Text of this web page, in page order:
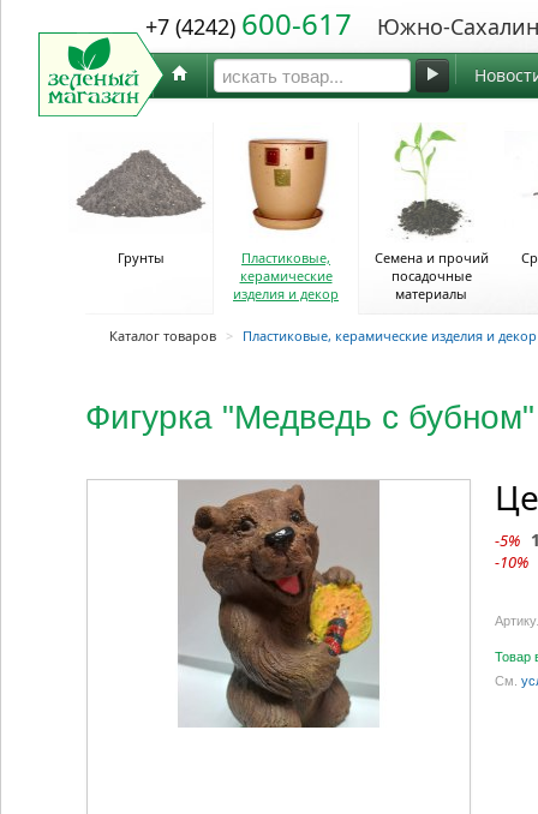
+7 (4242) 600-617 Южно-
Грунты
Пластиковые,
керамические
изделия и декор
Семена и прочий
посадочные
материалы
Каталог товаров > Пластиковые, керамические изделия и декор
Фигурка "Медведь с
-5%
-10%
Товар
См.